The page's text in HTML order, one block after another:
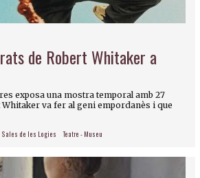
de Robert Whitaker a
exposa una mostra temporal amb 27
va fer al geni empordanès i que
Sales de les Logies Teatre - Museu